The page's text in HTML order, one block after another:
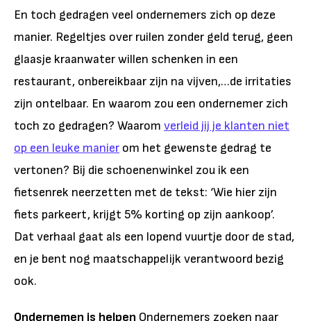
En toch gedragen veel ondernemers zich op deze
manier. Regeltjes over ruilen zonder geld terug, geen
glaasje kraanwater willen schenken in een
restaurant, onbereikbaar zijn na vijven,…de irritaties
zijn ontelbaar. En waarom zou een ondernemer zich
toch zo gedragen? Waarom verleid jij je klanten niet
op een leuke manier om het gewenste gedrag te
vertonen? Bij die schoenenwinkel zou ik een
fietsenrek neerzetten met de tekst: ‘Wie hier zijn
fiets parkeert, krijgt 5% korting op zijn aankoop’.
Dat verhaal gaat als een lopend vuurtje door de stad,
en je bent nog maatschappelijk verantwoord bezig
ook.
Ondernemen is helpen Ondernemers zoeken naar